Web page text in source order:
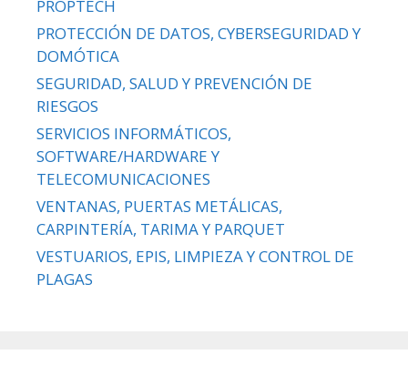
PROPTECH
PROTECCIÓN DE DATOS, CYBERSEGURIDAD Y
DOMÓTICA
SEGURIDAD, SALUD Y PREVENCIÓN DE
RIESGOS
SERVICIOS INFORMÁTICOS,
SOFTWARE/HARDWARE Y
TELECOMUNICACIONES
VENTANAS, PUERTAS METÁLICAS,
CARPINTERÍA, TARIMA Y PARQUET
VESTUARIOS, EPIS, LIMPIEZA Y CONTROL DE
PLAGAS